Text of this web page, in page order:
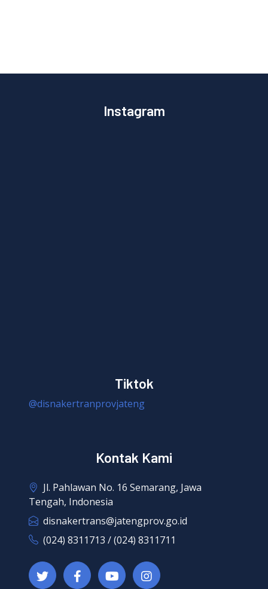
Instagram
Tiktok
@disnakertranprovjateng
Kontak Kami
Jl. Pahlawan No. 16 Semarang, Jawa
Tengah, Indonesia
disnakertrans@jatengprov.go.id
(024) 8311713 / (024) 8311711